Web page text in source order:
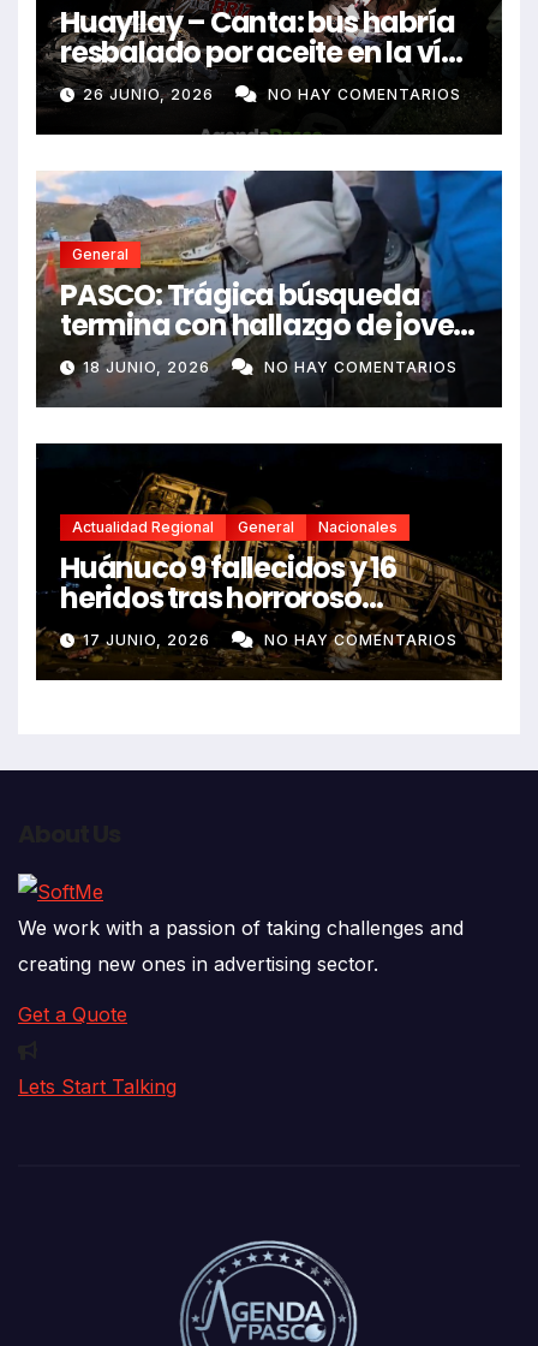
Huayllay – Canta: bus habría
resbalado por aceite en la vía
e impactó auto siniestrado
dejando dos fallecidos
26 JUNIO, 2026 NO HAY COMENTARIOS
General
PASCO: Trágica búsqueda
termina con hallazgo de joven
sin vida en Rancas
18 JUNIO, 2026 NO HAY COMENTARIOS
Actualidad Regional General Nacionales
Huánuco 9 fallecidos y 16
heridos tras horroroso
despiste de bus Real Chancas
que impactó contra vivienda
17 JUNIO, 2026 NO HAY COMENTARIOS
We work with a passion of taking challenges and
creating new ones in advertising sector.
Get a Quote
Lets Start Talking